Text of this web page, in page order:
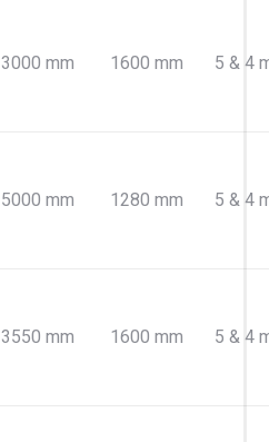
3000 mm 1600 mm 5 & 4
5000 mm 1280 mm 5 & 4
3550 mm 1600 mm 5 & 4